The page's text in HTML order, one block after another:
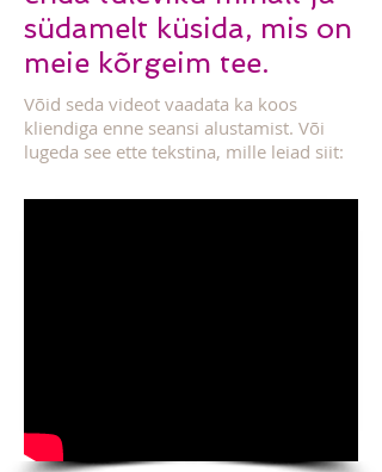
südamelt küsida, mis on
meie kõrgeim tee.
Võid seda videot vaadata ka koos
kliendiga enne seansi alustamist. Või
lugeda see ette tekstina, mille leiad siit: